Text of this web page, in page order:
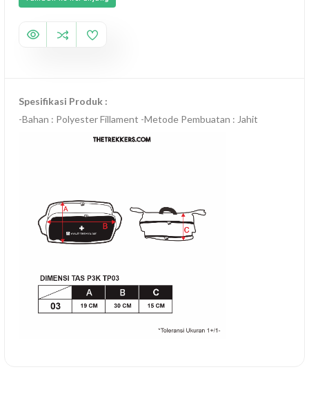
Spesifikasi Produk :
-Bahan : Polyester Fillament -Metode Pembuatan : Jahit